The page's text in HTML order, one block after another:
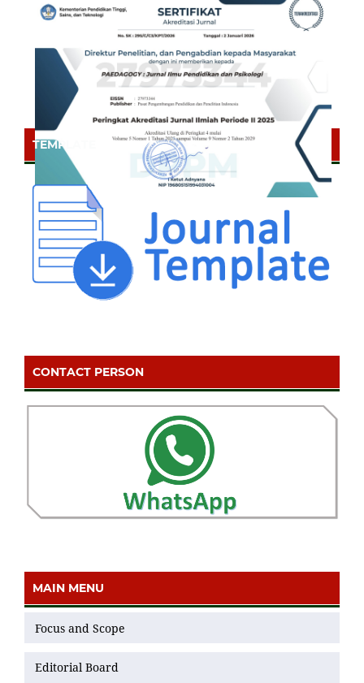
TEMPLATE
CONTACT PERSON
MAIN MENU
Focus and Scope
Editorial Board